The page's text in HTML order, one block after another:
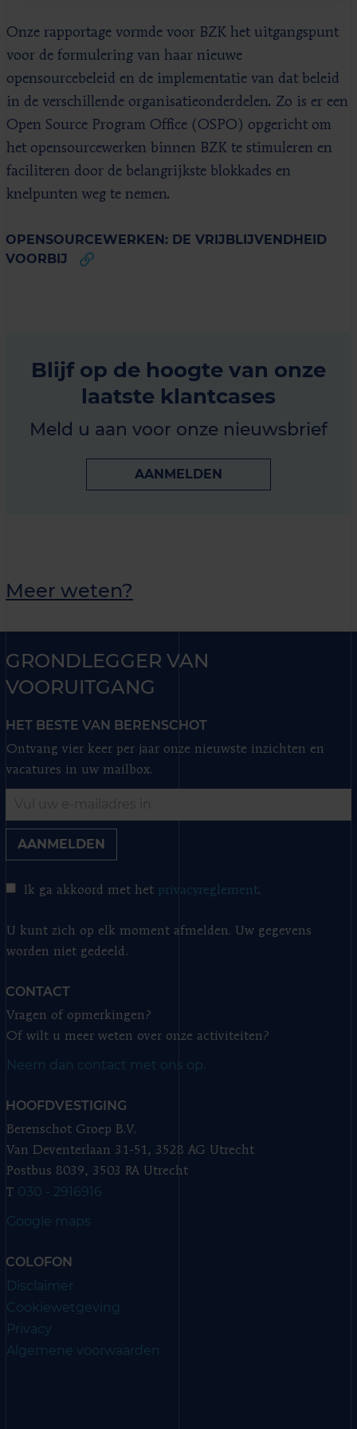
Onze rapportage vormde voor BZK het uitgangspunt
voor de formulering van haar nieuwe
opensourcebeleid en de implementatie van dat beleid
in de verschillende organisatieonderdelen. Zo is er een
Open Source Program Office (OSPO) opgericht om
het opensourcewerken binnen BZK te stimuleren en
faciliteren door de belangrijkste blokkades en
knelpunten weg te nemen.
OPENSOURCEWERKEN: DE VRIJBLIJVENDHEID
VOORBIJ
Blijf op de hoogte van onze
laatste klantcases
Meld u aan voor onze nieuwsbrief
AANMELDEN
Meer weten?
GRONDLEGGER VAN
VOORUITGANG
HET BESTE VAN BERENSCHOT
Ontvang vier keer per jaar onze nieuwste inzichten en
vacatures in uw mailbox.
AANMELDEN
Ik ga akkoord met het privacyreglement.
U kunt zich op elk moment afmelden. Uw gegevens
worden niet gedeeld.
CONTACT
Vragen of opmerkingen?
Of wilt u meer weten over onze activiteiten?
Neem dan contact met ons op.
HOOFDVESTIGING
Berenschot Groep B.V.
Van Deventerlaan 31-51, 3528 AG Utrecht
Postbus 8039, 3503 RA Utrecht
T 030 - 2916916
Google maps
COLOFON
Disclaimer
Cookiewetgeving
Privacy
Algemene voorwaarden